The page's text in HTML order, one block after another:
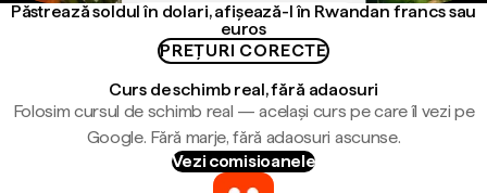
Păstrează soldul în dolari, afișează-l în Rwandan francs sau
euros
PREȚURI CORECTE
Curs de schimb real, fără adaosuri
Folosim cursul de schimb real — același curs pe care îl vezi pe
Google. Fără marje, fără adaosuri ascunse.
Vezi comisioanele